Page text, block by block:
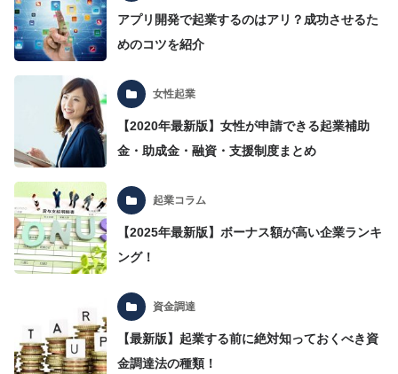
アプリ開発で起業するのはアリ？成功させるた
めのコツを紹介
女性起業
【2020年最新版】女性が申請できる起業補助
金・助成金・融資・支援制度まとめ
起業コラム
【2025年最新版】ボーナス額が高い企業ランキ
ング！
資金調達
【最新版】起業する前に絶対知っておくべき資
金調達法の種類！